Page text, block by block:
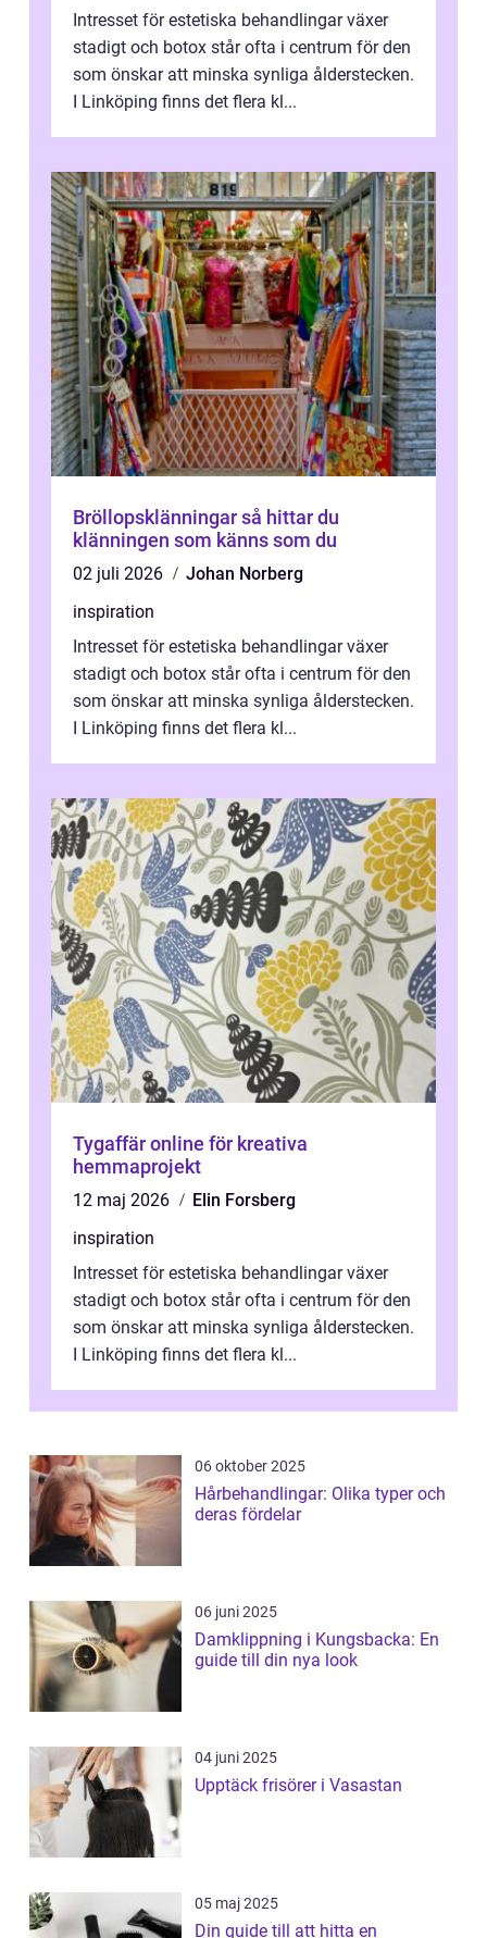
Intresset för estetiska behandlingar växer
stadigt och botox står ofta i centrum för den
som önskar att minska synliga ålderstecken.
I Linköping finns det flera kl...
Bröllopsklänningar så hittar du
klänningen som känns som du
02 juli 2026
Johan Norberg
inspiration
Intresset för estetiska behandlingar växer
stadigt och botox står ofta i centrum för den
som önskar att minska synliga ålderstecken.
I Linköping finns det flera kl...
Tygaffär online för kreativa
hemmaprojekt
12 maj 2026
Elin Forsberg
inspiration
Intresset för estetiska behandlingar växer
stadigt och botox står ofta i centrum för den
som önskar att minska synliga ålderstecken.
I Linköping finns det flera kl...
06 oktober 2025
Hårbehandlingar: Olika typer och
deras fördelar
06 juni 2025
Damklippning i Kungsbacka: En
guide till din nya look
04 juni 2025
Upptäck frisörer i Vasastan
05 maj 2025
Din guide till att hitta en